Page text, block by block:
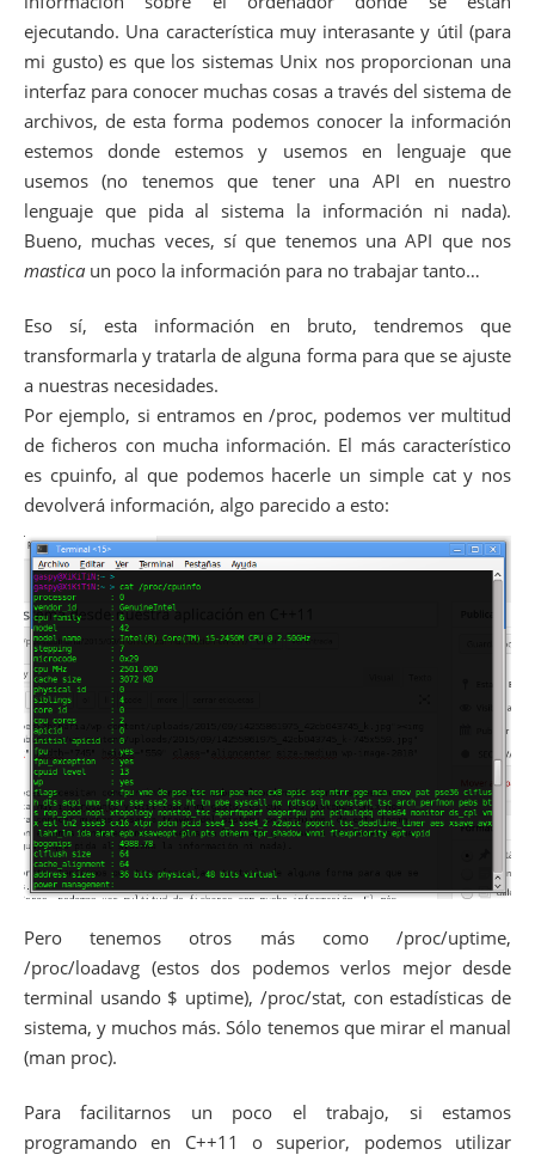
ejecutando. Una característica muy interasante y útil (para
mi gusto) es que los sistemas Unix nos proporcionan una
interfaz para conocer muchas cosas a través del sistema de
archivos, de esta forma podemos conocer la información
estemos donde estemos y usemos en lenguaje que
usemos (no tenemos que tener una API en nuestro
lenguaje que pida al sistema la información ni nada).
Bueno, muchas veces, sí que tenemos una API que nos
mastica un poco la información para no trabajar tanto…
Eso sí, esta información en bruto, tendremos que
transformarla y tratarla de alguna forma para que se ajuste
a nuestras necesidades.
Por ejemplo, si entramos en /proc, podemos ver multitud
de ficheros con mucha información. El más característico
es cpuinfo, al que podemos hacerle un simple cat y nos
devolverá información, algo parecido a esto:
Pero tenemos otros más como /proc/uptime,
/proc/loadavg (estos dos podemos verlos mejor desde
terminal usando $ uptime), /proc/stat, con estadísticas de
sistema, y muchos más. Sólo tenemos que mirar el manual
(man proc).
Para facilitarnos un poco el trabajo, si estamos
programando en C++11 o superior, podemos utilizar